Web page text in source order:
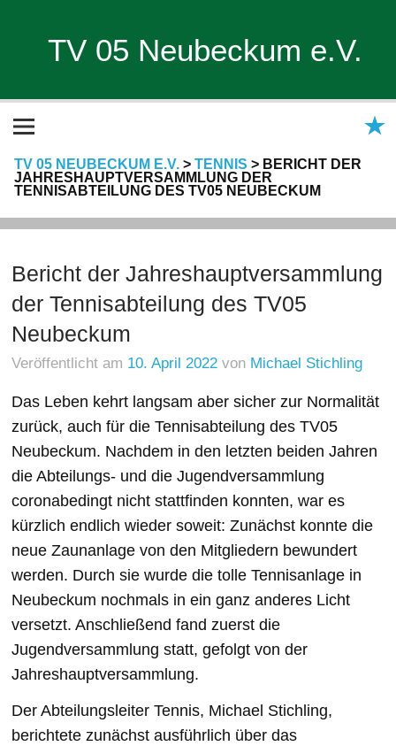
TV 05 Neubeckum e.V.
TV 05 NEUBECKUM E.V.> TENNIS > BERICHT DER
JAHRESHAUPTVERSAMMLUNG DER
TENNISABTEILUNG DES TV05 NEUBECKUM
Bericht der Jahreshauptversammlung
der Tennisabteilung des TV05
Neubeckum
Veröffentlicht am 10. April 2022 von Michael Stichling
Das Leben kehrt langsam aber sicher zur Normalität
zurück, auch für die Tennisabteilung des TV05
Neubeckum. Nachdem in den letzten beiden Jahren
die Abteilungs- und die Jugendversammlung
coronabedingt nicht stattfinden konnten, war es
kürzlich endlich wieder soweit: Zunächst konnte die
neue Zaunanlage von den Mitgliedern bewundert
werden. Durch sie wurde die tolle Tennisanlage in
Neubeckum nochmals in ein ganz anderes Licht
versetzt. Anschließend fand zuerst die
Jugendversammlung statt, gefolgt von der
Jahreshauptversammlung.
Der Abteilungsleiter Tennis, Michael Stichling,
berichtete zunächst ausführlich über das